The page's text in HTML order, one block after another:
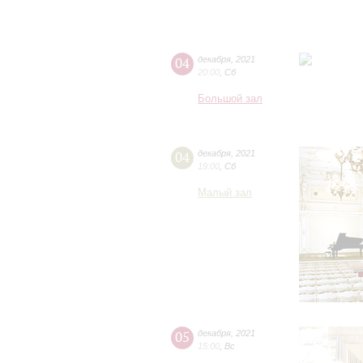
04 декабря 2021
20:00 Сб
Большой зал
04 декабря 2021
19:00 Сб
Малый зал
05 декабря 2021
15:00 Вс